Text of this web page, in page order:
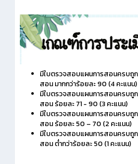
มีใบตรวจสอบแผนการสอนครบถู
สอน มากกว่าร้อยละ 90 (4 คะแนน)
มีใบตรวจสอบแผนการสอนครบถู
สอน ร้อยละ 71 - 90 (3 คะแนน)
มีใบตรวจสอบแผนการสอนครบถู
สอน ร้อยละ 50 – 70 (2 คะแนน)
มีใบตรวจสอบแผนการสอนครบถู
สอน ต่ำกว่าร้อยละ 50 (1 คะแนน)